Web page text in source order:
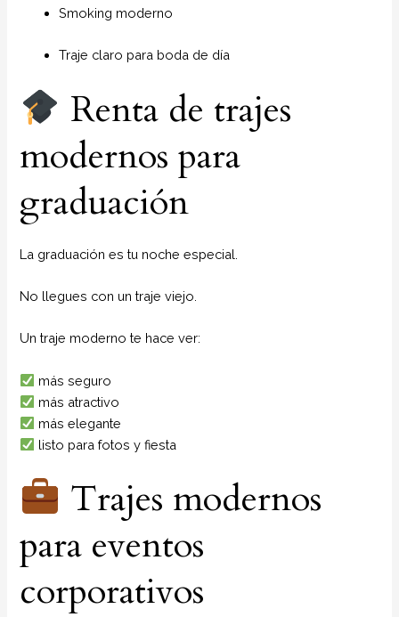
Smoking moderno
Traje claro para boda de día
Renta de trajes
modernos para
graduación
La graduación es tu noche especial.
No llegues con un traje viejo.
Un traje moderno te hace ver:
más seguro
más atractivo
más elegante
listo para fotos y fiesta
Trajes modernos
para eventos
corporativos